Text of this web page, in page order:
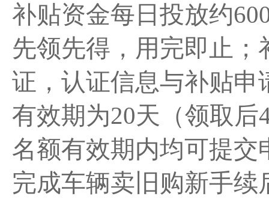
补贴资金每日投放约
先领先得，用完即止
证，认证信息与补贴
有效期为20天（领取
名额有效期内均可提
完成车辆卖旧购新手续